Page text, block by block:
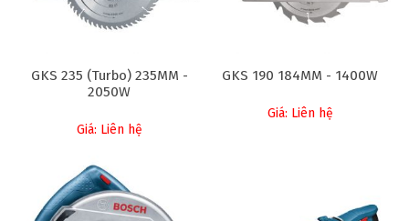
GKS 235 (Turbo) 235MM -
2050W
Giá: Liên hệ
GKS 190 184MM - 1400W
Giá: Liên hệ